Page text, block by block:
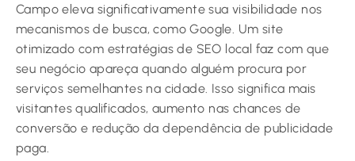
Campo eleva significativamente sua visibilidade nos
mecanismos de busca, como Google. Um site
otimizado com estratégias de SEO local faz com que
seu negócio apareça quando alguém procura por
serviços semelhantes na cidade. Isso significa mais
visitantes qualificados, aumento nas chances de
conversão e redução da dependência de publicidade
paga.